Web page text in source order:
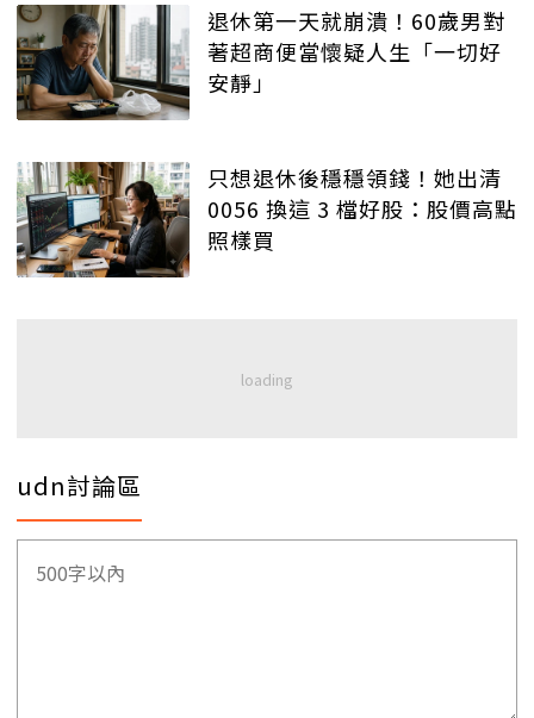
退休第一天就崩潰！60歲男對
著超商便當懷疑人生「一切好
安靜」
只想退休後穩穩領錢！她出清
0056 換這 3 檔好股：股價高點
照樣買
udn討論區